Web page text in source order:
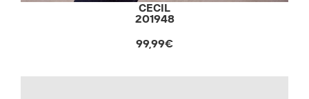
CECIL
201948
99,99€